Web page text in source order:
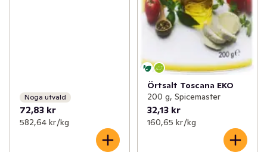
Noga utvald
72,83 kr
582,64 kr /kg
Örtsalt Toscana EKO
200 g, Spicemaster
32,13 kr
160,65 kr /kg